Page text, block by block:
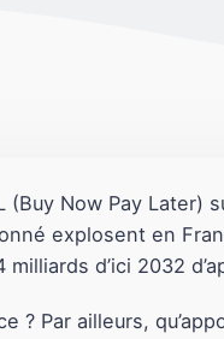
Now Pay Later)
explosent en
d’ici 2032
? Par ailleurs,